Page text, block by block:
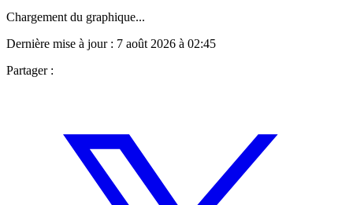
Chargement du graphique...
Dernière mise à jour : 7 août 2026 à 02:45
Partager :